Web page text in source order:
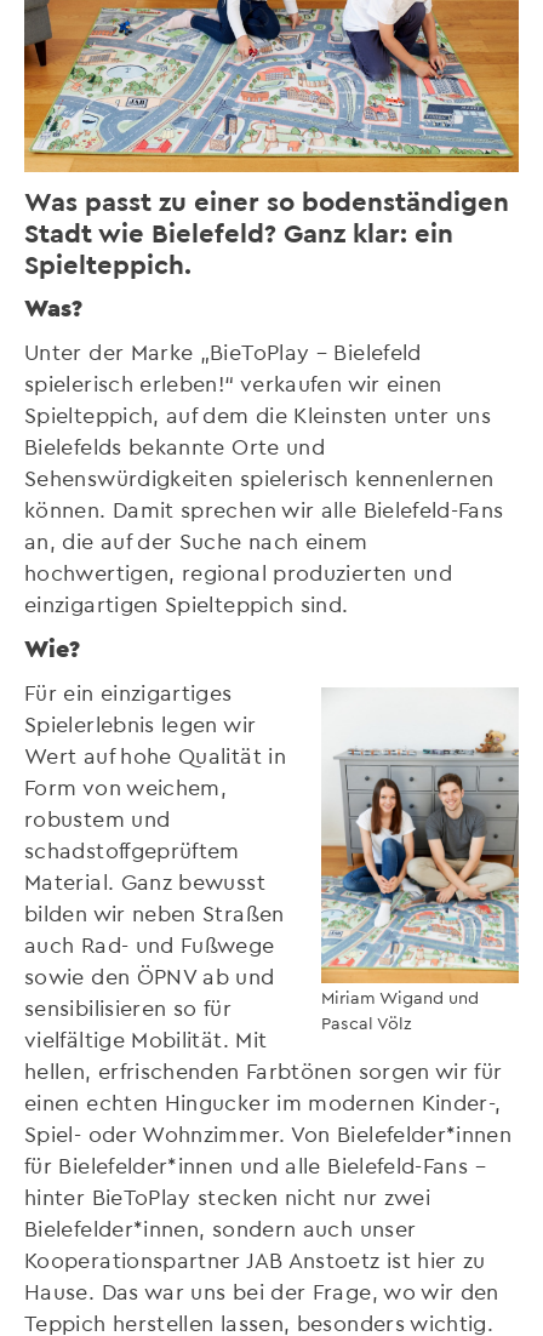
Was passt zu einer so bodenständigen
Stadt wie Bielefeld? Ganz klar: ein
Spielteppich.
Was?
Unter der Marke „BieToPlay – Bielefeld
spielerisch erleben!“ verkaufen wir einen
Spielteppich, auf dem die Kleinsten unter uns
Bielefelds bekannte Orte und
Sehenswürdigkeiten spielerisch kennenlernen
können. Damit sprechen wir alle Bielefeld-Fans
an, die auf der Suche nach einem
hochwertigen, regional produzierten und
einzigartigen Spielteppich sind.
Wie?
Miriam Wigand und
Pascal Völz
Für ein einzigartiges
Spielerlebnis legen wir
Wert auf hohe Qualität in
Form von weichem,
robustem und
schadstoffgeprüftem
Material. Ganz bewusst
bilden wir neben Straßen
auch Rad- und Fußwege
sowie den ÖPNV ab und
sensibilisieren so für
vielfältige Mobilität. Mit
hellen, erfrischenden Farbtönen sorgen wir für
einen echten Hingucker im modernen Kinder-,
Spiel- oder Wohnzimmer. Von Bielefelder*innen
für Bielefelder*innen und alle Bielefeld-Fans –
hinter BieToPlay stecken nicht nur zwei
Bielefelder*innen, sondern auch unser
Kooperationspartner JAB Anstoetz ist hier zu
Hause. Das war uns bei der Frage, wo wir den
Teppich herstellen lassen, besonders wichtig.